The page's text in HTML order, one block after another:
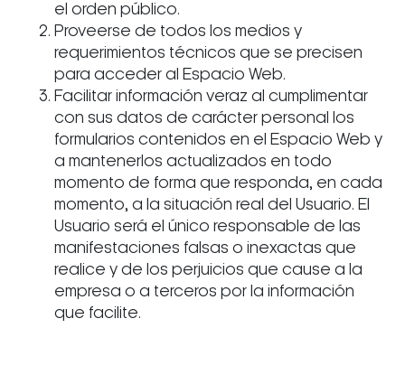
el orden público.
Proveerse de todos los medios y
requerimientos técnicos que se precisen
para acceder al Espacio Web.
Facilitar información veraz al cumplimentar
con sus datos de carácter personal los
formularios contenidos en el Espacio Web y
a mantenerlos actualizados en todo
momento de forma que responda, en cada
momento, a la situación real del Usuario. El
Usuario será el único responsable de las
manifestaciones falsas o inexactas que
realice y de los perjuicios que cause a la
empresa o a terceros por la información
que facilite.